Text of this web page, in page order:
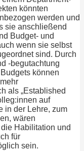
könnten
werden und
sie anschließend
Budget- und
wenn sie selbst
sind. Durch
‑begutachtung
können
als „Established
auf
in der Lehre, zum
wären
Habilitation und
für
sein.